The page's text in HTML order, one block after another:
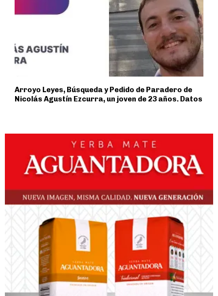
Arroyo Leyes, Búsqueda y Pedido de Paradero de
Nicolás Agustín Ezcurra, un joven de 23 años. Datos